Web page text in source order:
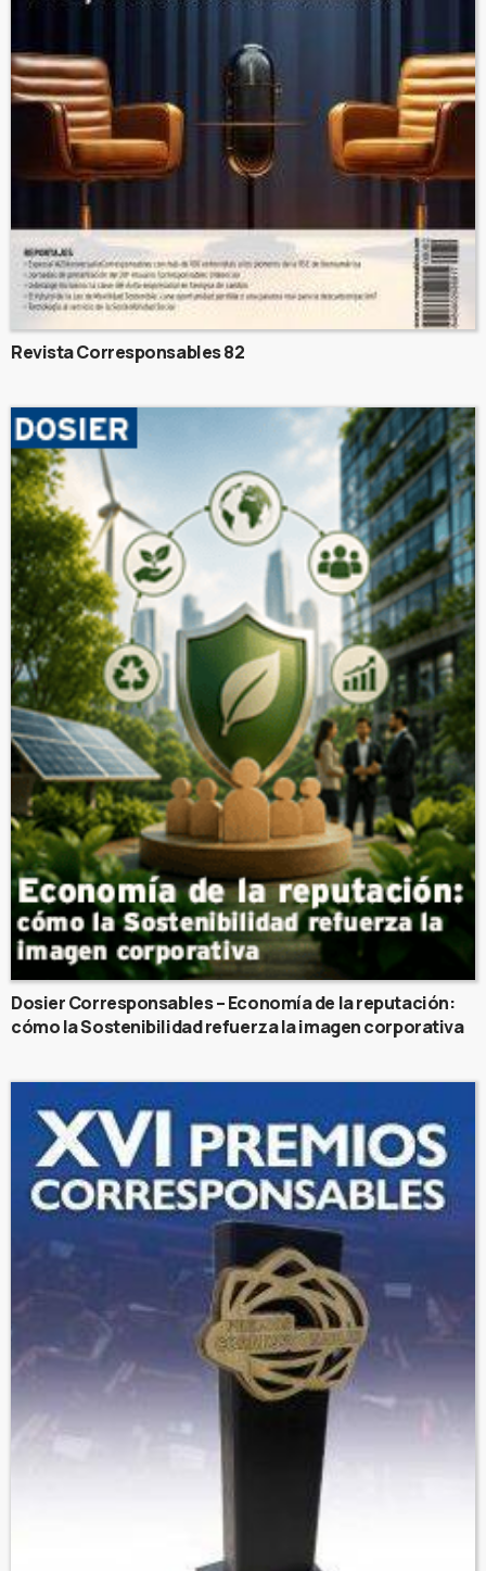
Revista Corresponsables 82
Dosier Corresponsables – Economía de la reputación:
cómo la Sostenibilidad refuerza la imagen corporativa